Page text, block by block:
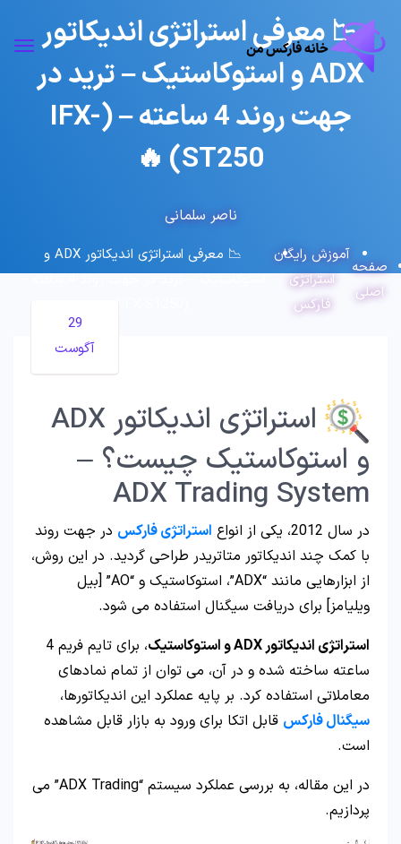
📉 معرفی استراتژی اندیکاتور
ADX و استوکاستیک – ترید در
جهت روند 4 ساعته – (IFX-
ST250) 🔥
ناصر سلمانی
صفحه
اصلی
آموزش رایگان
استراتژی
فارکس
📉 معرفی استراتژی اندیکاتور ADX و
استوکاستیک – ترید در جهت روند 4 ساعته –
29
آگوست
استراتژی اندیکاتور ADX
و استوکاستیک چیست؟ –
ADX Trading System
در سال 2012، یکی از انواع استراتژی فارکس در جهت روند
با کمک چند اندیکاتور متاتریدر طراحی گردید. در این روش،
از ابزارهایی مانند “ADX”، استوکاستیک و “AO” [بیل
ویلیامز] برای دریافت سیگنال استفاده می شود.
استراتژی اندیکاتور ADX و استوکاستیک
، برای تایم فریم 4
ساعته ساخته شده و در آن، می توان از تمام نمادهای
معاملاتی استفاده کرد. بر پایه عملکرد این اندیکاتورها،
سیگنال فارکس قابل اتکا برای ورود به بازار قابل مشاهده
است.
در این مقاله، به بررسی عملکرد سیستم “ADX Trading” می
پردازیم.